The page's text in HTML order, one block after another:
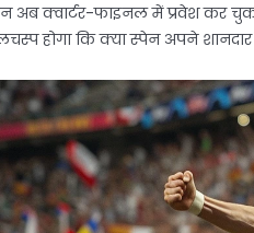
अब क्वार्टर-फाइनल में प्रवेश कर
होगा कि क्या स्पेन अपने